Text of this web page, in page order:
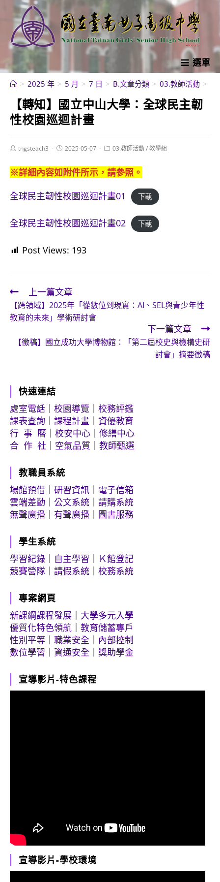
內
選單
> 2025 年 > 5 月 > 7 日 > B.文章分類 > 03.教師活動 >
【轉知】國立中山大學：全球民主韌
性校園巡迴計畫
Posttngsteach3
Post2025-05-07
Post03.教師活動/教學組
※詳細內容如附件所示，請參照。
全球民主韌性校園巡迴計畫01
下載
全球民主韌性校園巡迴計畫02 下載
Post Views: 193
Read
more
articles
上一篇文章
【跨領域】2025年「從數位到現實：AI、SEL與青少年性
教育的未來」學術研討會
下一篇文章
【徵稿】國立成功大學博物館：「第二屆校史與機構史研
討會」摘要徵稿
快速連結
處室電話
校園導覽
校務評鑑
課表查詢
課程計畫
資優教育
行 事 曆
校安中心
修繕中心
合 作 社
空氣品質 教師甄選
教職員系統
場館預借
研習資訊
電子信箱
雲端差勤
公文系統
請購系統
無聲廣播
有聲廣播 圖書服務
學生系統
學習紀錄
自主學習
Ｋ館登記
競賽營隊
請假系統 校務系統
專案網頁
新課綱課程發展
大學多元入學
優質化特色領航
教育儲蓄專戶
性別平等
職業安全
內部控制
數位學習
資通安全 獎助學金
宣導影片-特色課程
宣導影片-學校環境